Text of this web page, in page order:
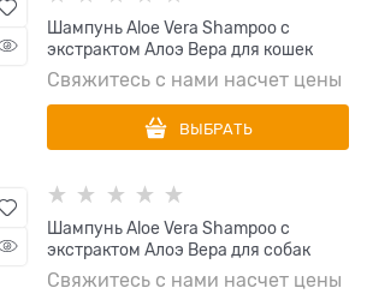
Шампунь Aloe Vera Shampoo с
экстрактом Алоэ Вера для кошек
Свяжитесь с нами насчет цены
ВЫБРАТЬ
Шампунь Aloe Vera Shampoo с
экстрактом Алоэ Вера для собак
Свяжитесь с нами насчет цены